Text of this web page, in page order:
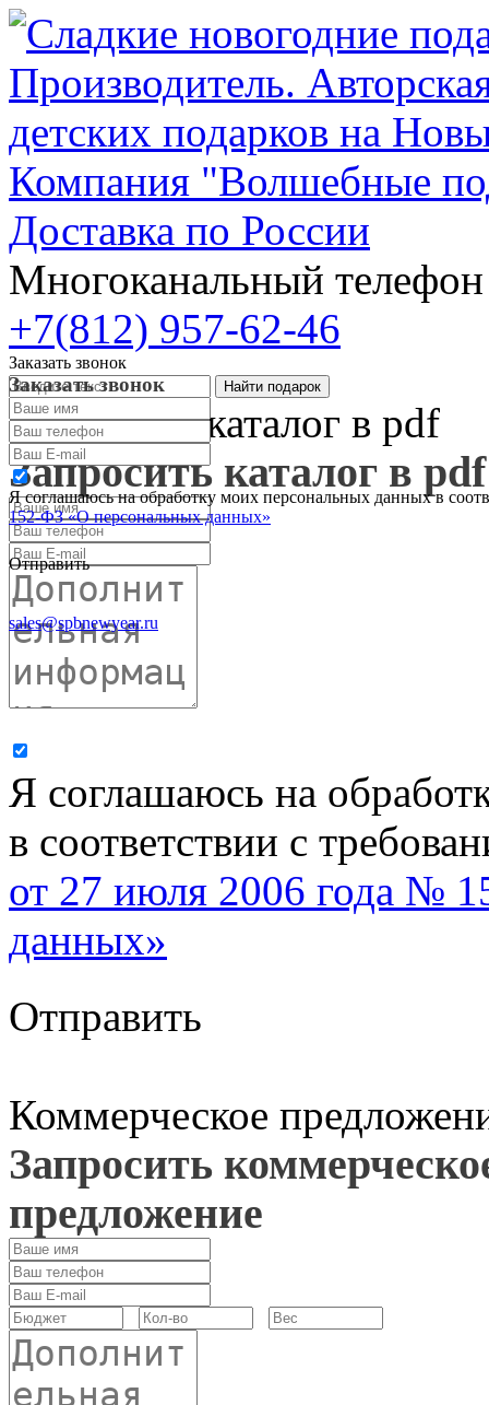
Компания "Волшебные
Доставка по России
Многоканальный
+7(812) 957-62-46
Заказать звонок
Заказать звонок
Я соглашаюсь на обработку моих персональных данных в
152-ФЗ «О персональных данных»
Отправить
sales@spbnewyear.ru
Запросить каталог в pdf
Запросить каталог в pdf
Я соглашаюсь на
в соответствии с
от 27 июля 2006 года №
данных»
Отправить
Коммерческое
Запросить
предложение